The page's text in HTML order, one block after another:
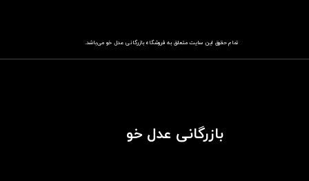
تمام حقوق این سایت متعلق به فروشگاهباز​​​​​​​رگانی عدل خو می‌باشد.
بازرگانی عدل خو